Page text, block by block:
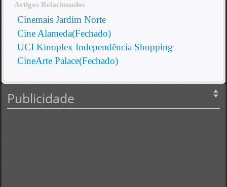
Artigos Relacionados
Cinemais Jardim Norte
Cine Alameda(Fechado)
UCI Kinoplex Independência Shopping
CineArte Palace(Fechado)
Publicidade